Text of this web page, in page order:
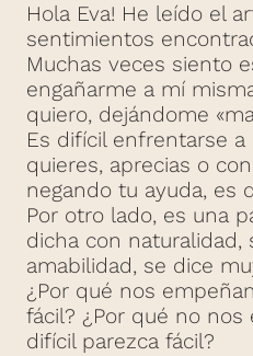
Hola Eva! He leído el
sentimientos
Muchas veces siento
engañarme a mí
quiero, dejándome
Es difícil enfrentarse
quieres, aprecias o
negando tu ayuda, es
Por otro lado, es una
dicha con naturalidad,
amabilidad, se dice
¿Por qué nos
fácil? ¿Por qué no
difícil parezca fácil?